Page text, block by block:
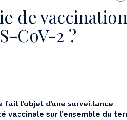
de vaccination
CoV-2 ?
fait l’objet d’une surveillance
vaccinale sur l’ensemble du